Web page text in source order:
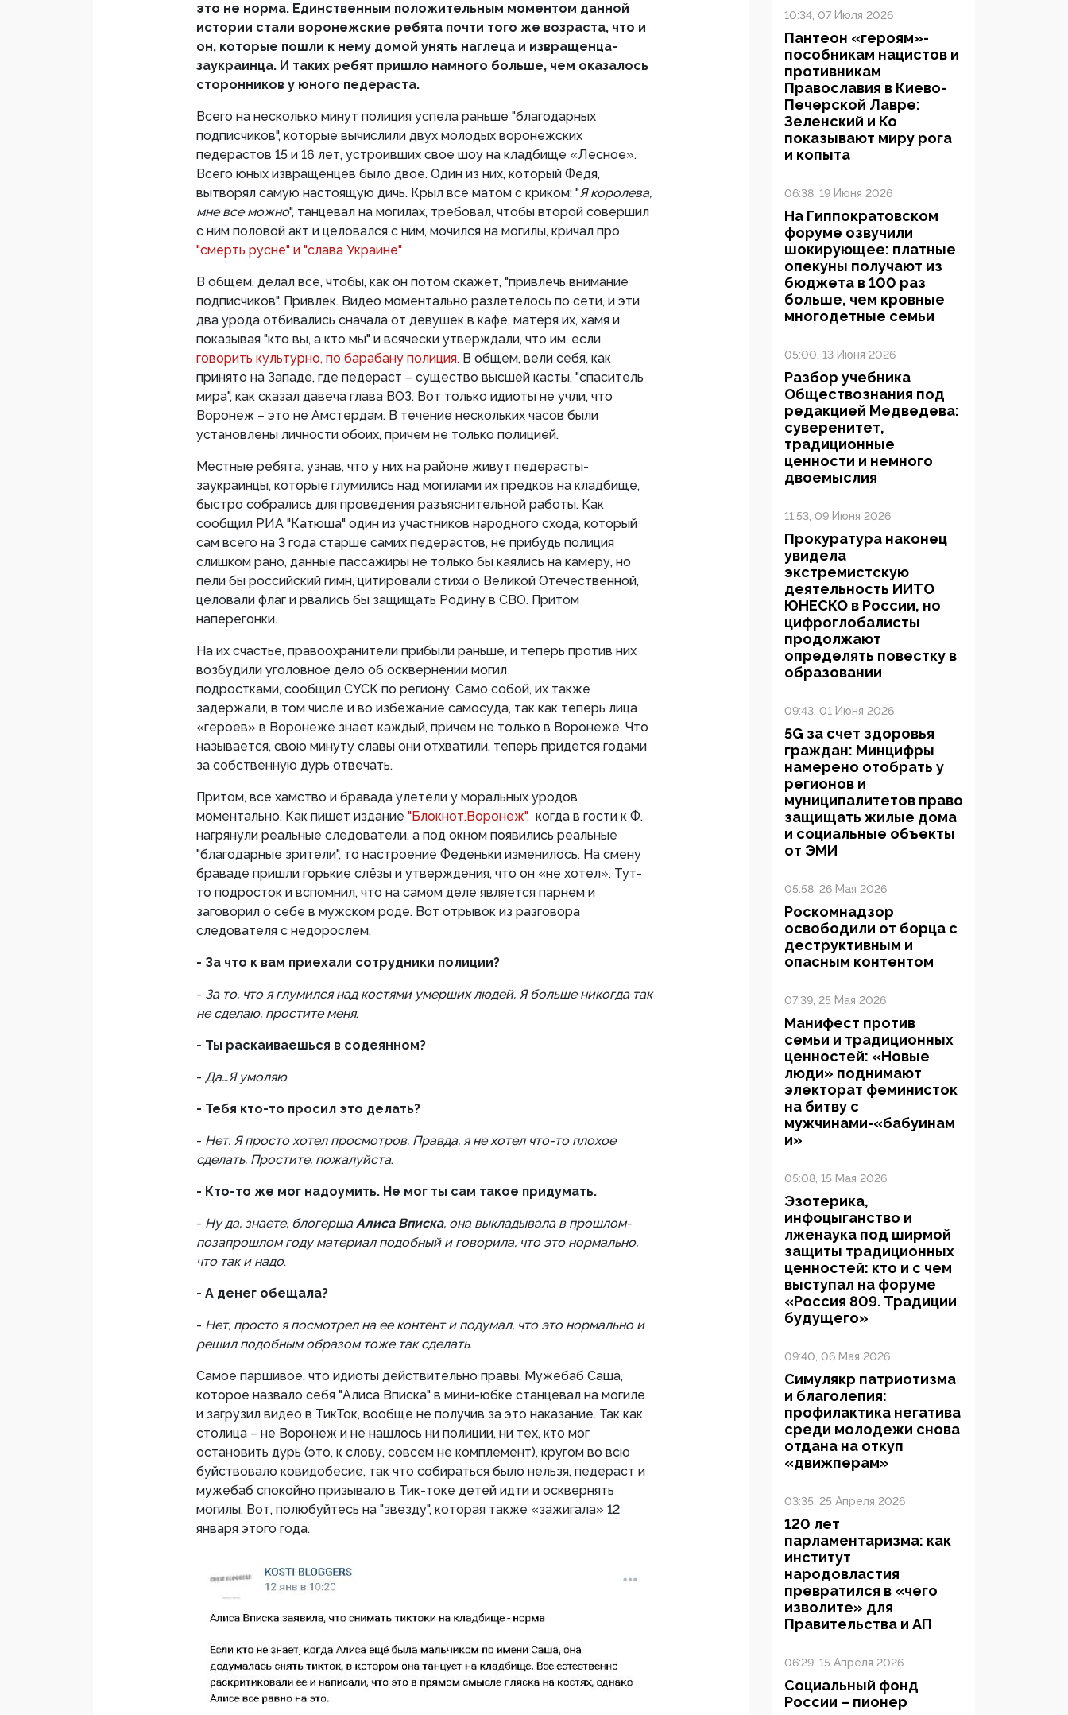
это не норма. Единственным положительным моментом данной
истории стали воронежские ребята почти того же возраста, что и
он, которые пошли к нему домой унять наглеца и извращенца-
заукраинца. И таких ребят пришло намного больше, чем оказалось
сторонников у юного педераста.
Всего на несколько минут полиция успела раньше "благодарных
подписчиков", которые вычислили двух молодых воронежских
педерастов 15 и 16 лет, устроивших свое шоу на кладбище «Лесное».
Всего юных извращенцев было двое. Один из них, который Федя,
вытворял самую настоящую дичь. Крыл все матом с криком: "Я королева,
мне все можно", танцевал на могилах, требовал, чтобы второй совершил
с ним половой акт и целовался с ним, мочился на могилы, кричал про
"смерть русне" и "слава Украине"
В общем, делал все, чтобы, как он потом скажет, "привлечь внимание
подписчиков". Привлек. Видео моментально разлетелось по сети, и эти
два урода отбивались сначала от девушек в кафе, матеря их, хамя и
показывая "кто вы, а кто мы" и всячески утверждали, что им, если
говорить культурно, по барабану полиция. В общем, вели себя, как
принято на Западе, где педераст – существо высшей касты, "спаситель
мира", как сказал давеча глава ВОЗ. Вот только идиоты не учли, что
Воронеж – это не Амстердам. В течение нескольких часов были
установлены личности обоих, причем не только полицией.
Местные ребята, узнав, что у них на районе живут педерасты-
заукраинцы, которые глумились над могилами их предков на кладбище,
быстро собрались для проведения разъяснительной работы. Как
сообщил РИА "Катюша" один из участников народного схода, который
сам всего на 3 года старше самих педерастов, не прибудь полиция
слишком рано, данные пассажиры не только бы каялись на камеру, но
пели бы российский гимн, цитировали стихи о Великой Отечественной,
целовали флаг и рвались бы защищать Родину в СВО. Притом
наперегонки.
На их счастье, правоохранители прибыли раньше, и теперь против них
возбудили уголовное дело об осквернении могил
подростками, сообщил СУСК по региону. Само собой, их также
задержали, в том числе и во избежание самосуда, так как теперь лица
«героев» в Воронеже знает каждый, причем не только в Воронеже. Что
называется, свою минуту славы они отхватили, теперь придется годами
за собственную дурь отвечать.
Притом, все хамство и бравада улетели у моральных уродов
моментально. Как пишет издание "Блокнот.Воронеж", когда в гости к Ф.
нагрянули реальные следователи, а под окном появились реальные
"благодарные зрители", то настроение Феденьки изменилось. На смену
браваде пришли горькие слёзы и утверждения, что он «не хотел». Тут-
то подросток и вспомнил, что на самом деле является парнем и
заговорил о себе в мужском роде. Вот отрывок из разговора
следователя с недорослем.
- За что к вам приехали сотрудники полиции?
- За то, что я глумился над костями умерших людей. Я больше никогда так
не сделаю, простите меня.
- Ты раскаиваешься в содеянном?
- Да…Я умоляю.
- Тебя кто-то просил это делать?
- Нет. Я просто хотел просмотров. Правда, я не хотел что-то плохое
сделать. Простите, пожалуйста.
- Кто-то же мог надоумить. Не мог ты сам такое придумать.
- Ну да, знаете, блогершаАлиса Вписка, она выкладывала в прошлом-
позапрошлом году материал подобный и говорила, что это нормально,
что так и надо.
- А денег обещала?
- Нет, просто я посмотрел на ее контент и подумал, что это нормально и
решил подобным образом тоже так сделать.
Самое паршивое, что идиоты действительно правы. Мужебаб Саша,
которое назвало себя "Алиса Вписка" в мини-юбке станцевал на могиле
и загрузил видео в ТикТок, вообще не получив за это наказание. Так как
столица – не Воронеж и не нашлось ни полиции, ни тех, кто мог
остановить дурь (это, к слову, совсем не комплемент), кругом во всю
буйствовало ковидобесие, так что собираться было нельзя, педераст и
мужебаб спокойно призывало в Тик-токе детей идти и осквернять
могилы. Вот, полюбуйтесь на "звезду", которая также «зажигала» 12
января этого года.
10:34, 07 Июля 2026
Пантеон «героям»-
пособникам нацистов и
противникам
Православия в Киево-
Печерской Лавре:
Зеленский и Ко
показывают миру рога
и копыта
06:38, 19 Июня 2026
На Гиппократовском
форуме озвучили
шокирующее: платные
опекуны получают из
бюджета в 100 раз
больше, чем кровные
многодетные семьи
05:00, 13 Июня 2026
Разбор учебника
Обществознания под
редакцией Медведева:
суверенитет,
традиционные
ценности и немного
двоемыслия
11:53, 09 Июня 2026
Прокуратура наконец
увидела
экстремистскую
деятельность ИИТО
ЮНЕСКО в России, но
цифроглобалисты
продолжают
определять повестку в
образовании
09:43, 01 Июня 2026
5G за счет здоровья
граждан: Минцифры
намерено отобрать у
регионов и
муниципалитетов право
защищать жилые дома
и социальные объекты
от ЭМИ
05:58, 26 Мая 2026
Роскомнадзор
освободили от борца с
деструктивным и
опасным контентом
07:39, 25 Мая 2026
Манифест против
семьи и традиционных
ценностей: «Новые
люди» поднимают
электорат феминисток
на битву с
мужчинами-«бабуинам
и»
05:08, 15 Мая 2026
Эзотерика,
инфоцыганство и
лженаука под ширмой
защиты традиционных
ценностей: кто и с чем
выступал на форуме
«Россия 809. Традиции
будущего»
09:40, 06 Мая 2026
Симулякр патриотизма
и благолепия:
профилактика негатива
среди молодежи снова
отдана на откуп
«движперам»
03:35, 25 Апреля 2026
120 лет
парламентаризма: как
институт
народовластия
превратился в «чего
изволите» для
Правительства и АП
06:29, 15 Апреля 2026
Социальный фонд
России – пионер